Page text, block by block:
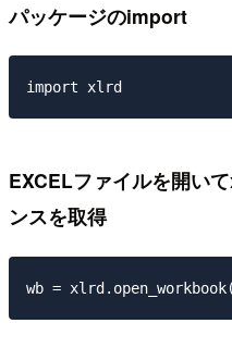
パッケージのimport
EXCELファイルを開い
ンスを取得